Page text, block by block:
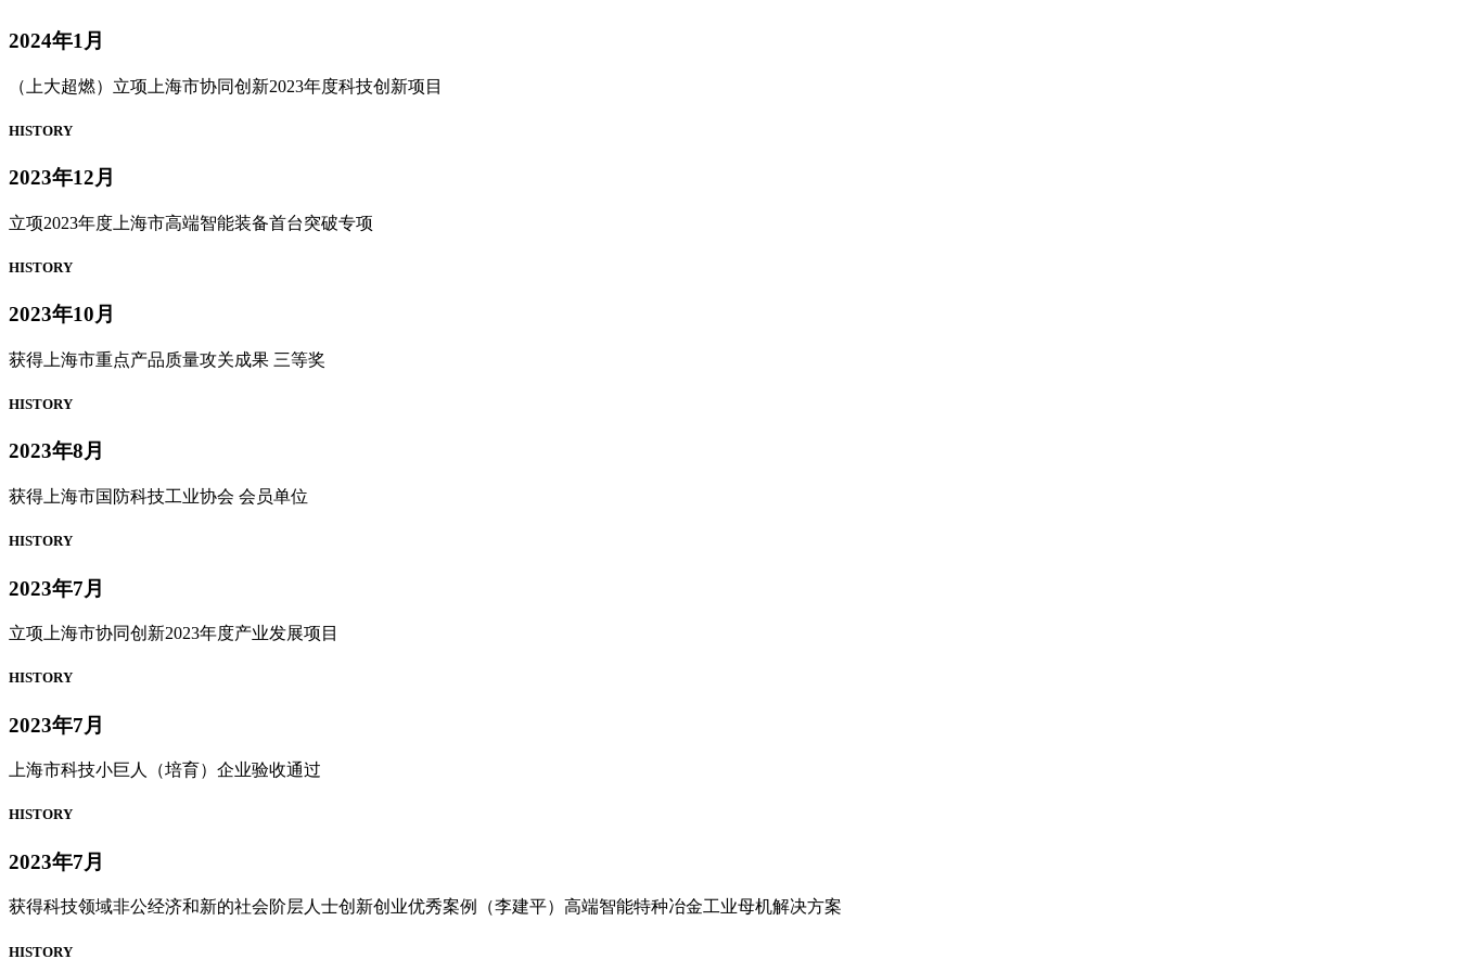
2024年1月
（上大超燃）立项上海市协同创新2023年度科技创新项目
HISTORY
2023年12月
立项2023年度上海市高端智能装备首台突破专项
HISTORY
2023年10月
获得上海市重点产品质量攻关成果 三等奖
HISTORY
2023年8月
获得上海市国防科技工业协会 会员单位
HISTORY
2023年7月
立项上海市协同创新2023年度产业发展项目
HISTORY
2023年7月
上海市科技小巨人（培育）企业验收通过
HISTORY
2023年7月
获得科技领域非公经济和新的社会阶层人士创新创业优秀案例（李建平）高端智能特种冶金工业母机解决方案
HISTORY